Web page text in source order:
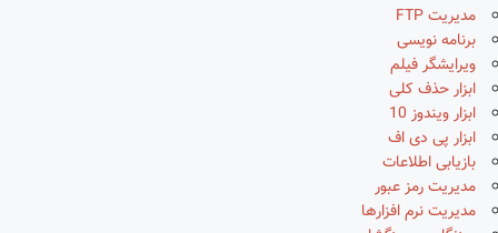
مدیریت FTP
برنامه نویسی
ویرایشگر فیلم
ابزار حذف کلی
ابزار ویندوز 10
ابزار پی دی اف
بازیابی اطلاعات
مدیریت رمز عبور
مدیریت نرم افزارها